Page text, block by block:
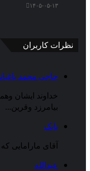
۱۴۰۵-۰۵-۱۳
نظرات کاربران
حاجی محمد
خداوند ایشان
بیامرزد وقرین...
بابک
آقای مارامایی
عبدالله